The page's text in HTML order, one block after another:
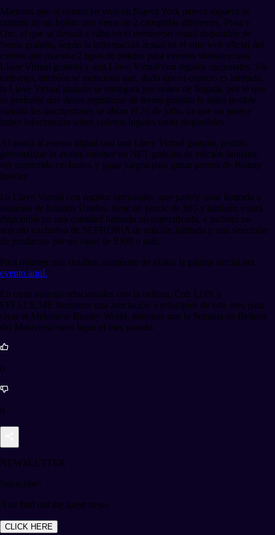
Mientras que el evento en vivo en Nueva York parece requerir la
compra de un boleto que viene en 2 categorías diferentes, Plata y
Oro, el que se llevará a cabo en el metaverso estará disponible de
forma gratuita, según la información actual en el sitio web oficial del
evento que muestra 2 tipos de boletos para eventos virtuales: una
Llave Virtual gratuita y una Llave Virtual con regalos opcionales. Sin
embargo, también se menciona que, dado que el espacio es limitado,
la Llave Virtual gratuita se entregará por orden de llegada, por lo que
es probable que desee registrarse de forma gratuita lo antes posible
cuando las inscripciones se abran el 20 de julio, ya que no parece
haber información sobre cuántos lugares están disponibles.
Al asistir al evento digital con una Llave Virtual gratuita, podrás
personalizar tu avatar, obtener un NFT gratuito de edición limitada,
ver contenido exclusivo y jugar juegos para ganar puntos de Beauty
Insider.
La Llave Virtual con regalos opcionales, que parece estar limitada a
usuarios de Estados Unidos, tiene un precio de $65 y también estará
disponible en una cantidad limitada no especificada, e incluirá un
artículo exclusivo de SEPHORiA de edición limitada y una selección
de productos por un valor de $300 o más.
Para obtener más detalles, asegúrate de visitar la página oficial del
evento aquí.
En otras noticias relacionadas con la belleza, Cult LDN y
FFFACE.ME formaron una asociación a principios de este mes para
crear el Metaverse Beauty World, mientras que la Semana de Belleza
del Metaverso tuvo lugar el mes pasado.
0
0
NEWSLETTER
Subscribe!
And find out the latest news
CLICK HERE